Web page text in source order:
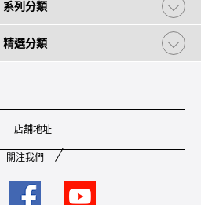
系列分類
精選分類
店舖地址
關注我們